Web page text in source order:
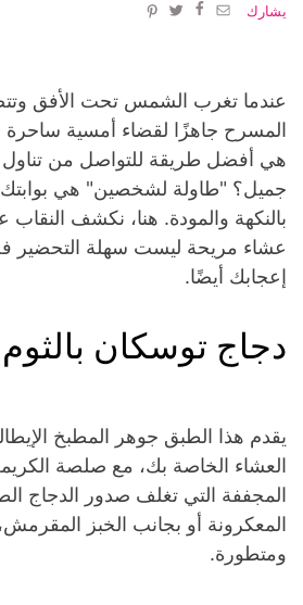
يشارك
عندما تغرب الشمس تحت الأفق
المسرح جاهزًا لقضاء أمسية
هي أفضل طريقة للتواصل من
جميل؟ "طاولة لشخصين" هي بوابتك
بالنكهة والمودة. هنا، نكشف
عشاء مريحة ليست سهلة التحضير
إعجابك أيضًا.
دجاج توسكان
يقدم هذا الطبق جوهر المطبخ
العشاء الخاصة بك، مع صلصة
المجففة التي تغلف صدور الدجاج
المعكرونة أو بجانب الخبز
ومتطورة.